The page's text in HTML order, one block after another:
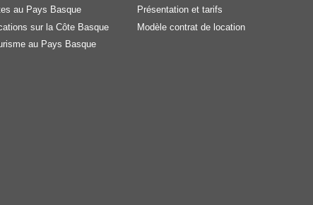
au Pays Basque
sur la Côte Basque
au Pays Basque
Présentation et tarifs
Modèle contrat de location